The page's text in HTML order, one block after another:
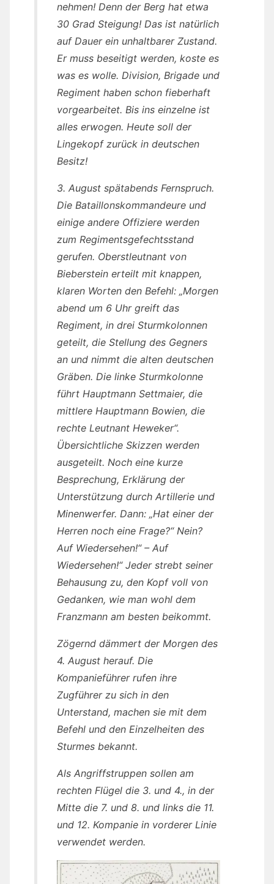
nehmen! Denn der Berg hat etwa
30 Grad Steigung! Das ist natürlich
auf Dauer ein unhaltbarer Zustand.
Er muss beseitigt werden, koste es
was es wolle. Division, Brigade und
Regiment haben schon fieberhaft
vorgearbeitet. Bis ins einzelne ist
alles erwogen. Heute soll der
Lingekopf zurück in deutschen
Besitz!
3. August spätabends Fernspruch.
Die Bataillonskommandeure und
einige andere Offiziere werden
zum Regimentsgefechtsstand
gerufen. Oberstleutnant von
Bieberstein erteilt mit knappen,
klaren Worten den Befehl: „Morgen
abend um 6 Uhr greift das
Regiment, in drei Sturmkolonnen
geteilt, die Stellung des Gegners
an und nimmt die alten deutschen
Gräben. Die linke Sturmkolonne
führt Hauptmann Settmaier, die
mittlere Hauptmann Bowien, die
rechte Leutnant Heweker“.
Übersichtliche Skizzen werden
ausgeteilt. Noch eine kurze
Besprechung, Erklärung der
Unterstützung durch Artillerie und
Minenwerfer. Dann: „Hat einer der
Herren noch eine Frage?“ Nein?
Auf Wiedersehen!“ – Auf
Wiedersehen!“ Jeder strebt seiner
Behausung zu, den Kopf voll von
Gedanken, wie man wohl dem
Franzmann am besten beikommt.
Zögernd dämmert der Morgen des
4. August herauf. Die
Kompanieführer rufen ihre
Zugführer zu sich in den
Unterstand, machen sie mit dem
Befehl und den Einzelheiten des
Sturmes bekannt.
Als Angriffstruppen sollen am
rechten Flügel die 3. und 4., in der
Mitte die 7. und 8. und links die 11.
und 12. Kompanie in vorderer Linie
verwendet werden.